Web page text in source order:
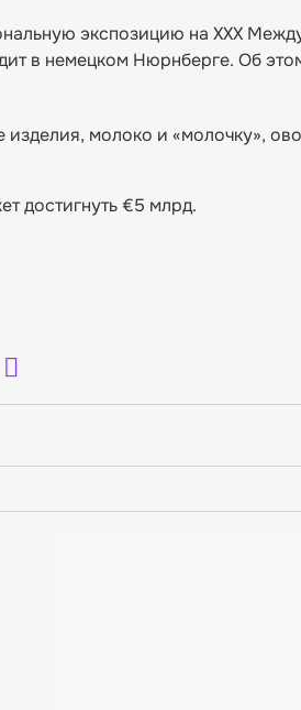
экспозицию на XXX
в немецком Нюрнберге. Об
молоко и «молочку»,
достигнуть €5 млрд.